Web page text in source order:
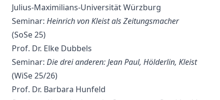
Julius-Maximilians-Universität Würzburg
Seminar: Heinrich von Kleist als Zeitungsmacher
(SoSe 25)
Prof. Dr. Elke Dubbels
Seminar: Die drei anderen: Jean Paul, Hölderlin, Kleist
(WiSe 25/26)
Prof. Dr. Barbara Hunfeld